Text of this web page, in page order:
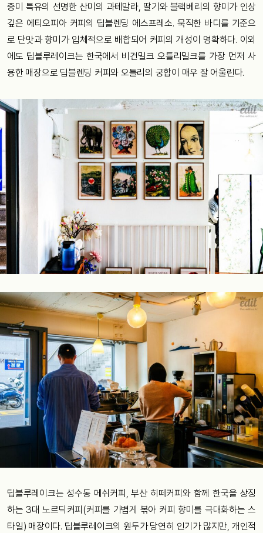
중미 특유의 선명한 산미의 과테말라, 딸기와 블랙베리의 향미가 인상
깊은 에티오피아 커피의 딥블렌딩 에스프레소. 묵직한 바디를 기준으
로 단맛과 향미가 입체적으로 배합되어 커피의 개성이 명확하다. 이외
에도 딥블루레이크는 한국에서 비건밀크 오틀리밀크를 가장 먼저 사
용한 매장으로 딥블렌딩 커피와 오틀리의 궁합이 매우 잘 어울린다.
딥블루레이크는 성수동 메쉬커피, 부산 히떼커피와 함께 한국을 상징
하는 3대 노르딕커피(커피를 가볍게 볶아 커피 향미를 극대화하는 스
타일) 매장이다. 딥블루레이크의 원두가 당연히 인기가 많지만, 개인적